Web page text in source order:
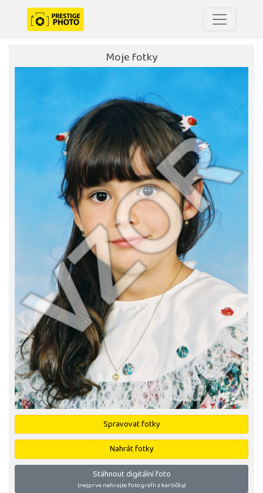
Moje fotky
Spravovat fotky
Nahrát fotky
Stáhnout digitální foto
(nejprve nahrajte fotografii z kartičky)